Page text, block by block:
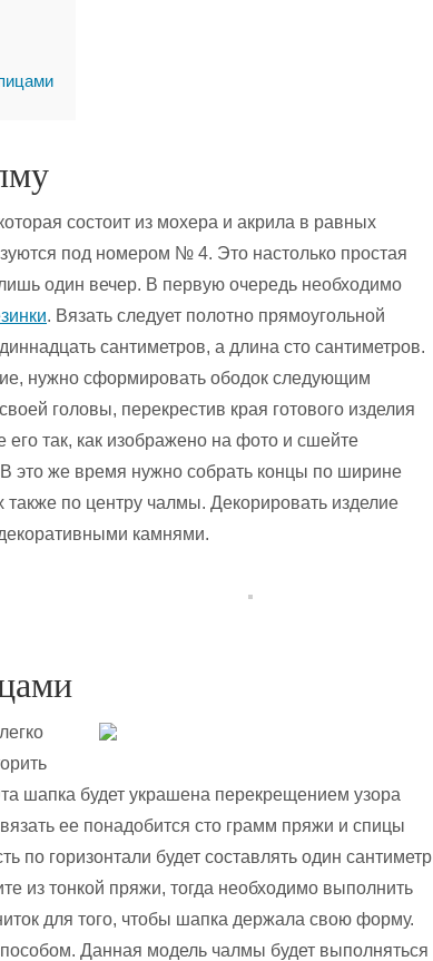
состоит из мохера и акрила в равных
под номером № 4. Это настолько простая
один вечер. В первую очередь необходимо
. Вязать следует полотно прямоугольной
сантиметров, а длина сто сантиметров.
нужно сформировать ободок следующим
головы, перекрестив края готового изделия
его так, как изображено на фото и сшейте
это же время нужно собрать концы по ширине
также по центру чалмы. Декорировать изделие
камнями.
шапка будет украшена перекрещением узора
ее понадобится сто грамм пряжи и спицы
по горизонтали будет составлять один сантиметр
из тонкой пряжи, тогда необходимо выполнить
для того, чтобы шапка держала свою форму.
Данная модель чалмы будет выполняться